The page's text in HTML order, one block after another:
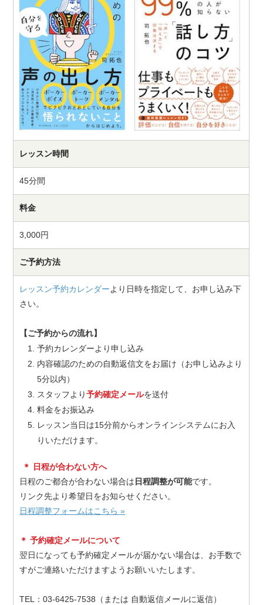
レッスン時間
45分間
料金
3,000円
ご予約方法
レッスン予約カレンダーより日時を指定して、お申し込み下
さい。
【ご予約からの流れ】
予約カレンダーより申し込み
内容確認のための自動返信文をお届け（お申し込みより
5分以内）
スタッフより予約確定メールを送付
料金をお振込み
レッスン当日は15分前からオンラインシステムにお入
りいただけます。
＊ 日程が合わない方へ
日程のご都合が合わない場合は 日程調整が可能です。
リンク先より希望日をお知らせください。
日程調整フォームはこちら »
＊ 予約確定メールについて
翌日になっても予約確定メールが届かない場合は、お手数で
すがご連絡いただけますようお願いいたします。
TEL：03-6425-7538（または 自動返信メールに返信）